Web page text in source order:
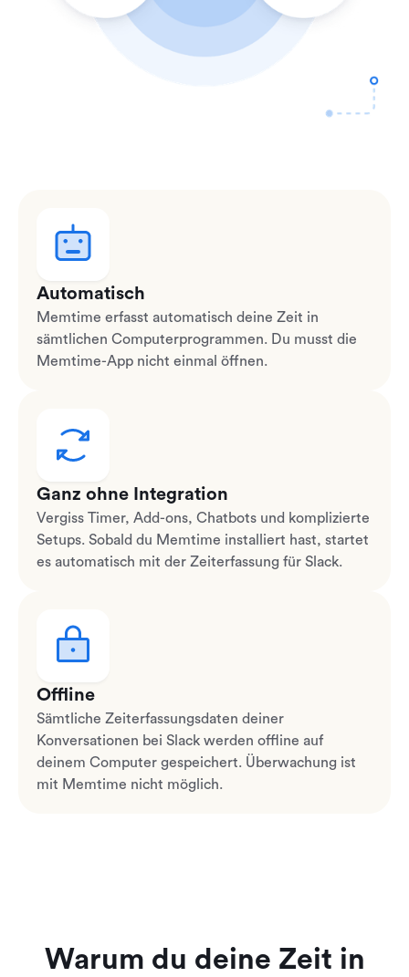
Automatisch
Memtime erfasst automatisch deine Zeit in
sämtlichen Computerprogrammen. Du musst die
Memtime-App nicht einmal öffnen.
Ganz ohne Integration
Vergiss Timer, Add-ons, Chatbots und komplizierte
Setups. Sobald du Memtime installiert hast, startet
es automatisch mit der Zeiterfassung für Slack.
Offline
Sämtliche Zeiterfassungsdaten deiner
Konversationen bei Slack werden offline auf
deinem Computer gespeichert. Überwachung ist
mit Memtime nicht möglich.
Warum du deine Zeit in